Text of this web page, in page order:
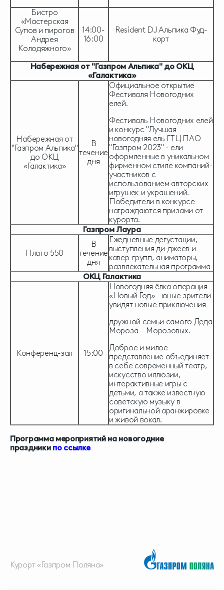
Бистро
«Мастерская
Супов и пирогов
Андрея
Колодяжного»
14:00-
16:00
Resident DJ Альпика Фуд-
корт
Набережная от "Газпром Альпика" до ОКЦ
«Галактика»
Набережная от
"Газпром Альпика"
до ОКЦ
«Галактика»
В
течение
дня
Официальное открытие
Фестиваля Новогодних
елей.
Фестиваль Новогодних елей
и конкурс "Лучшая
новогодняя ель ГТЦ ПАО
"Газпром 2023" - ели
оформленные в уникальном
фирменном стиле компаний-
участников с
использованием авторских
игрушек и украшений.
Победители в конкурсе
награждаются призами от
курорта.
Газпром Лаура
Плато 550
В
течение
дня
Ежедневные дегустации,
выступления ди-джеев и
кавер-групп, аниматоры,
развлекательная программа
ОКЦ Галактика
Конференц-зал 15:00
Новогодняя ёлка операция
«Новый Год» - юные зрители
увидят новые приключения
дружной семьи самого Деда
Мороза – Морозовых.
Доброе и милое
представление объединяет
в себе современный театр,
искусство иллюзии,
интерактивные игры с
детьми, а также известную
советскую музыку в
оригинальной аранжировке
и живой вокал.
Программа мероприятий на новогодние
праздники по ссылке
Курорт «Газпром Поляна»